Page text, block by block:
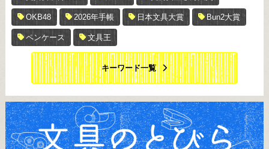
OKB48 2026年手帳 日本文具大賞 Bun2大賞
ペンケース 文具王
キーワード一覧